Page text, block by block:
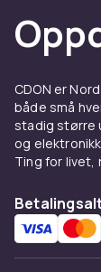
CDON er
både små
stadig større
og
Ting for livet,